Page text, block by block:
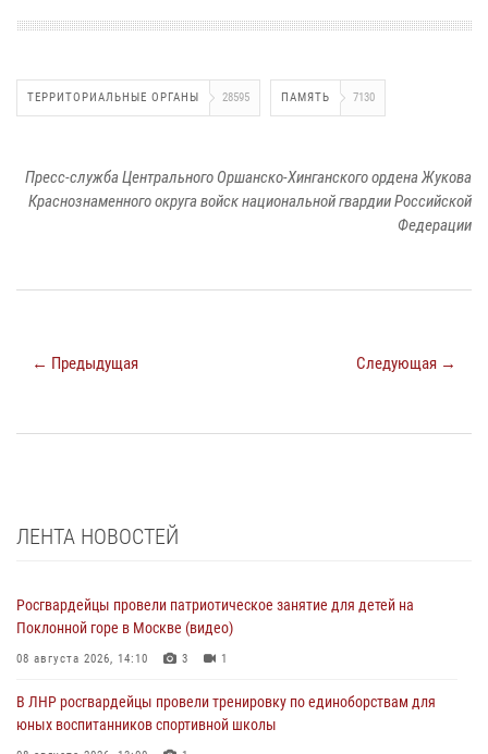
ТЕРРИТОРИАЛЬНЫЕ ОРГАНЫ 28595 ПАМЯТЬ 7130
Пресс-служба Центрального Оршанско-Хинганского ордена Жукова
Краснознаменного округа войск национальной гвардии Российской
Федерации
← Предыдущая Следующая →
ЛЕНТА НОВОСТЕЙ
Росгвардейцы провели патриотическое занятие для детей на
Поклонной горе в Москве (видео)
08 августа 2026, 14:10 3 1
В ЛНР росгвардейцы провели тренировку по единоборствам для
юных воспитанников спортивной школы